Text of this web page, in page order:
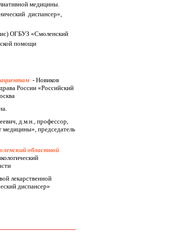
медицины.
диспансер»,
ОГБУЗ «Смоленский
помощи
- Новиков
России «Российский
д.м.н., профессор,
председатель
областной
лекарственной
диспансер»